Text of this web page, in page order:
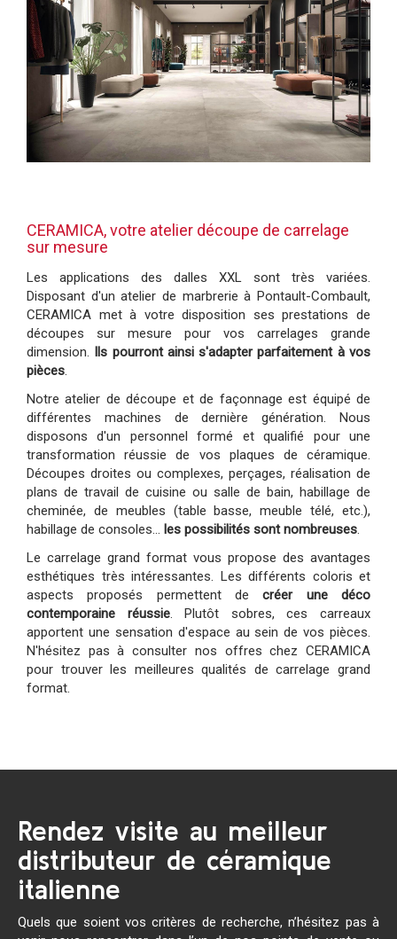
CERAMICA, votre atelier découpe de carrelage
sur mesure
Les applications des dalles XXL sont très variées.
Disposant d'un atelier de marbrerie à Pontault-Combault,
CERAMICA met à votre disposition ses prestations de
découpes sur mesure pour vos carrelages grande
dimension. Ils pourront ainsi s'adapter parfaitement à vos
pièces.
Notre atelier de découpe et de façonnage est équipé de
différentes machines de dernière génération. Nous
disposons d'un personnel formé et qualifié pour une
transformation réussie de vos plaques de céramique.
Découpes droites ou complexes, perçages, réalisation de
plans de travail de cuisine ou salle de bain, habillage de
cheminée, de meubles (table basse, meuble télé, etc.),
habillage de consoles… les possibilités sont nombreuses.
Le carrelage grand format vous propose des avantages
esthétiques très intéressantes. Les différents coloris et
aspects proposés permettent decréer une déco
contemporaine réussie. Plutôt sobres, ces carreaux
apportent une sensation d'espace au sein de vos pièces.
N'hésitez pas à consulter nos offres chez CERAMICA
pour trouver les meilleures qualités de carrelage grand
format.
Rendez visite au meilleur
distributeur de céramique
italienne
Quels que soient vos critères de recherche, n’hésitez pas à